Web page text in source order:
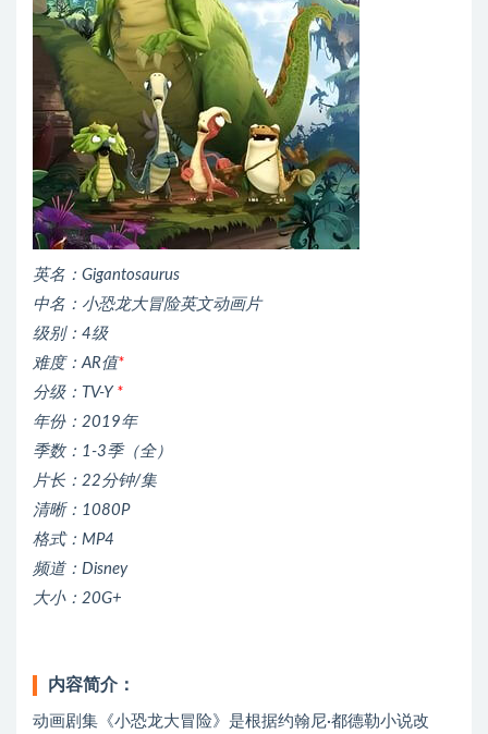
英名：Gigantosaurus
中名：小恐龙大冒险英文动画片
级别：4级
难度：AR值*
分级：TV-Y *
年份：2019年
季数：1-3季（全）
片长：22分钟/集
清晰：1080P
格式：MP4
频道：Disney
大小：20G+
内容简介：
动画剧集《小恐龙大冒险》是根据约翰尼·都德勒小说改